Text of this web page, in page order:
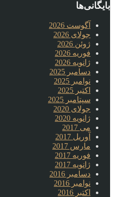
بایگانی‌ها
آگوست 2026
جولای 2026
ژوئن 2026
فوریه 2026
ژانویه 2026
دسامبر 2025
نوامبر 2025
اکتبر 2025
سپتامبر 2025
جولای 2020
ژانویه 2020
می 2017
آوریل 2017
مارس 2017
فوریه 2017
ژانویه 2017
دسامبر 2016
نوامبر 2016
اکتبر 2016